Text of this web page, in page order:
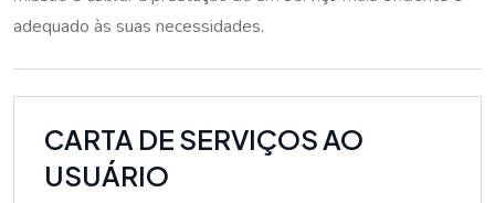
adequado às suas necessidades.
CARTA DE SERVIÇOS AO
USUÁRIO